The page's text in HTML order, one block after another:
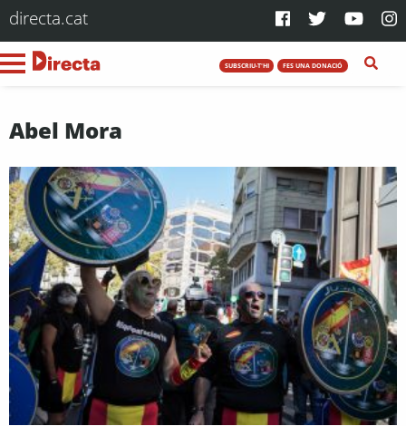
directa.cat
SUBSCRIU-T'HI FES UNA DONACIÓ
Abel Mora